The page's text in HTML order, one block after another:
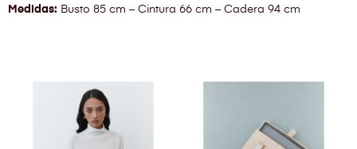
Medidas: Busto 85 cm – Cintura 66 cm – Cadera 94 cm